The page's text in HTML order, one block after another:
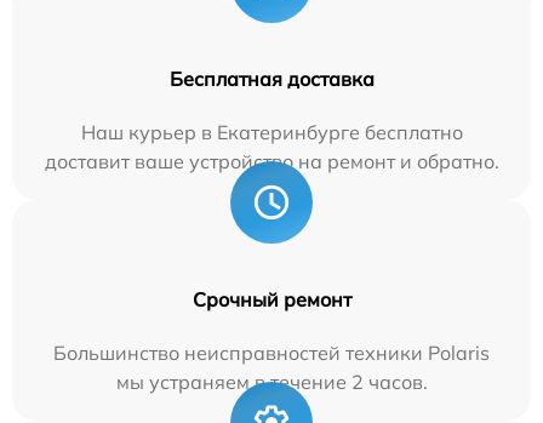
Бесплатная доставка
Наш курьер в Екатеринбурге бесплатно
доставит ваше устройство на ремонт и обратно.
Срочный ремонт
Большинство неисправностей техники Polaris
мы устраняем в течение 2 часов.